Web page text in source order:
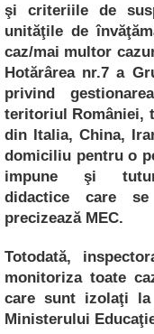
şi criteriile de
unităţile de
caz/mai multor
Hotărârea nr.7 a
privind
teritoriul României,
din Italia, China,
domiciliu pentru o
impune şi
didactice care
precizează MEC.
Totodată,
monitoriza toate
care sunt izolaţi
Ministerului